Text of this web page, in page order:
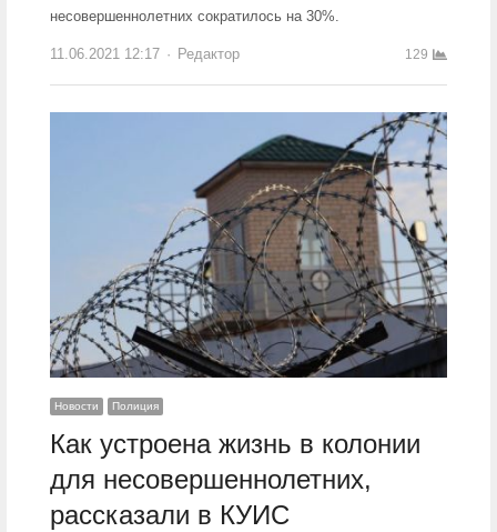
несовершеннолетних сократилось на 30%.
11.06.2021 12:17 Author
Редактор 129
Новости Полиция
Как устроена жизнь в колонии
для несовершеннолетних,
рассказали в КУИС